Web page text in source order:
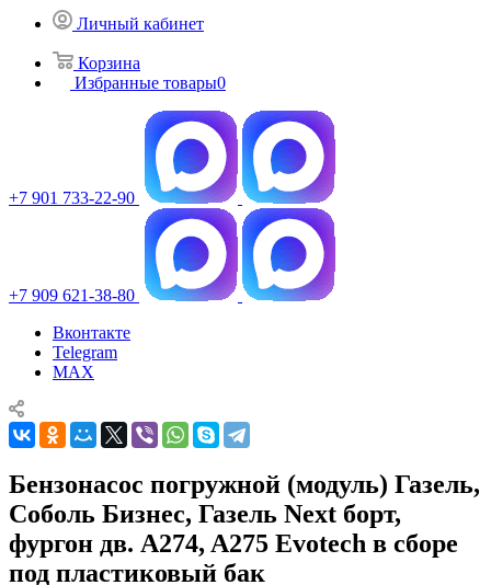
Личный кабинет
Корзина
Избранные товары0
+7 901 733-22-90
+7 909 621-38-80
Вконтакте
Telegram
MAX
Бензонасос погружной (модуль) Газель,
Соболь Бизнес, Газель Next борт,
фургон дв. A274, A275 Evotech в сборе
под пластиковый бак